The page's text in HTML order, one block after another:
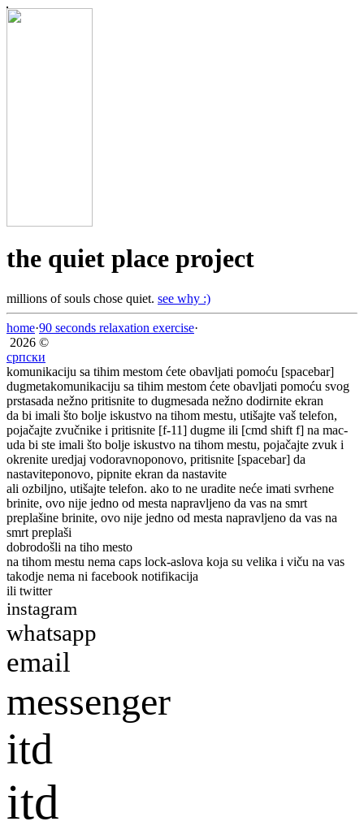
the quiet place project
millions of souls chose quiet. see why :)
home·90 seconds relaxation exercise·
2026 ©
српски
komunikaciju sa tihim mestom ćete obavljati pomoću [spacebar]
dugmetakomunikaciju sa tihim mestom ćete obavljati pomoću svog
prstasada nežno pritisnite to dugmesada nežno dodirnite ekran
da bi imali što bolje iskustvo na tihom mestu, utišajte vaš telefon,
pojačajte zvučnike i pritisnite [f-11] dugme ili [cmd shift f] na mac-
uda bi ste imali što bolje iskustvo na tihom mestu, pojačajte zvuk i
okrenite uredjaj vodoravnoponovo, pritisnite [spacebar] da
nastaviteponovo, pipnite ekran da nastavite
ali ozbiljno, utišajte telefon. ako to ne uradite neće imati svrhene
brinite, ovo nije jedno od mesta napravljeno da vas na smrt
preplašine brinite, ovo nije jedno od mesta napravljeno da vas na
smrt preplaši
dobrodošli na tiho mesto
na tihom mestu nema caps lock-aslova koja su velika i viču na vas
takodje nema ni facebook notifikacija
ili twitter
instagram
whatsapp
email
messenger
itd
itd